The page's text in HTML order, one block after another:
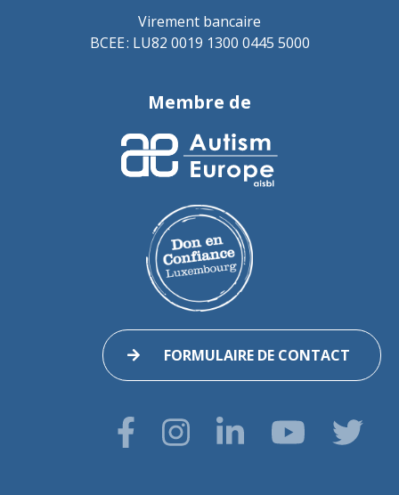
Virement bancaire
BCEE : LU82 0019 1300 0445 5000
Membre de
FORMULAIRE DE CONTACT